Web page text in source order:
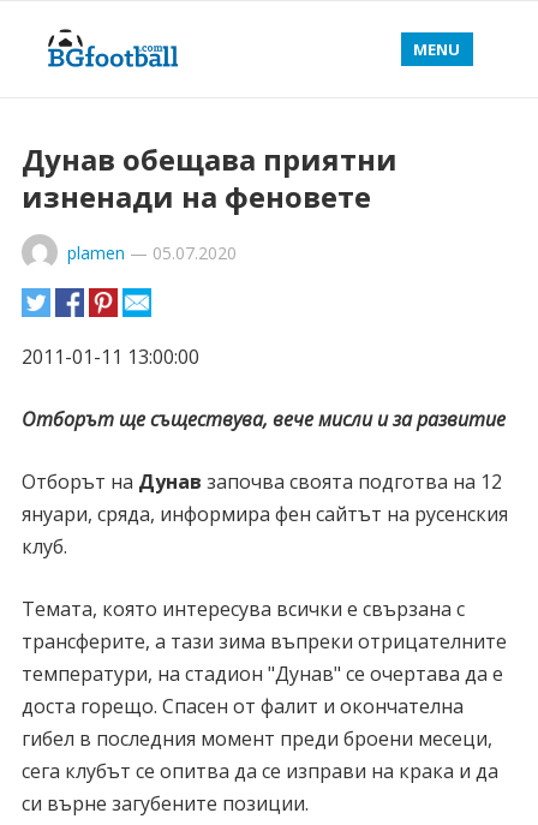
MENU
Дунав обещава приятни
изненади на феновете
plamen — 05.07.2020
2011-01-11 13:00:00
Отборът ще съществува, вече мисли и за развитие
Отборът на Дунав започва своята подготва на 12
януари, сряда, информира фен сайтът на русенския
клуб.
Темата, която интересува всички е свързана с
трансферите, а тази зима въпреки отрицателните
температури, на стадион "Дунав" се очертава да е
доста горещо. Спасен от фалит и окончателна
гибел в последния момент преди броени месеци,
сега клубът се опитва да се изправи на крака и да
си върне загубените позиции.